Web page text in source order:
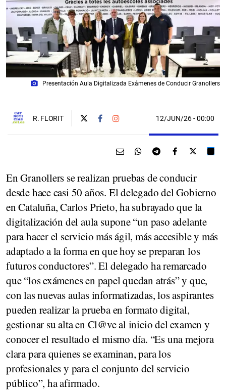
photo_camera Presentación Aula Digitalizada Exámenes de Conducir Granollers
R. FLORIT 12/JUN/26- 00:00
En Granollers se realizan pruebas de conducir
desde hace casi 50 años. El delegado del Gobierno
en Cataluña, Carlos Prieto, ha subrayado que la
digitalización del aula supone “un paso adelante
para hacer el servicio más ágil, más accesible y más
adaptado a la forma en que hoy se preparan los
futuros conductores”. El delegado ha remarcado
que “los exámenes en papel quedan atrás” y que,
con las nuevas aulas informatizadas, los aspirantes
pueden realizar la prueba en formato digital,
gestionar su alta en Cl@ve al inicio del examen y
conocer el resultado el mismo día. “Es una mejora
clara para quienes se examinan, para los
profesionales y para el conjunto del servicio
público”, ha afirmado.